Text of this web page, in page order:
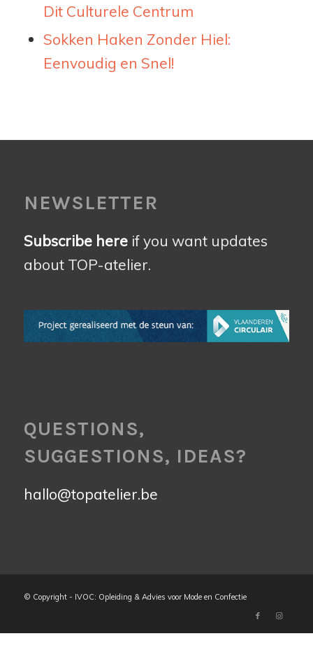
Dit Culturele Centrum
Sokken Haken Zonder Hiel:
Eenvoudig en Snel!
NEWSLETTER
Subscribe hereif you want updates
about TOP-atelier.
QUESTIONS,
SUGGESTIONS, IDEAS?
hallo@topatelier.be
© Copyright - IVOC: Opleiding & Advies voor Mode en Confectie